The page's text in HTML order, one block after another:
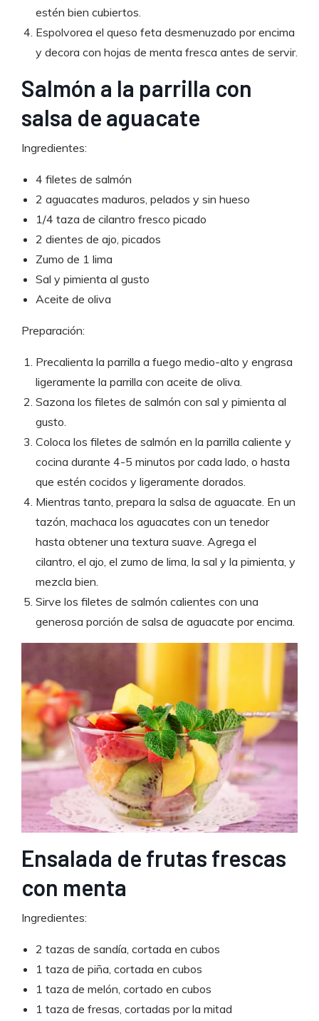
estén bien cubiertos.
Espolvorea el queso feta desmenuzado por encima
y decora con hojas de menta fresca antes de servir.
Salmón a la parrilla con
salsa de aguacate
Ingredientes:
4 filetes de salmón
2 aguacates maduros, pelados y sin hueso
1/4 taza de cilantro fresco picado
2 dientes de ajo, picados
Zumo de 1 lima
Sal y pimienta al gusto
Aceite de oliva
Preparación:
Precalienta la parrilla a fuego medio-alto y engrasa
ligeramente la parrilla con aceite de oliva.
Sazona los filetes de salmón con sal y pimienta al
gusto.
Coloca los filetes de salmón en la parrilla caliente y
cocina durante 4-5 minutos por cada lado, o hasta
que estén cocidos y ligeramente dorados.
Mientras tanto, prepara la salsa de aguacate. En un
tazón, machaca los aguacates con un tenedor
hasta obtener una textura suave. Agrega el
cilantro, el ajo, el zumo de lima, la sal y la pimienta, y
mezcla bien.
Sirve los filetes de salmón calientes con una
generosa porción de salsa de aguacate por encima.
Ensalada de frutas frescas
con menta
Ingredientes:
2 tazas de sandía, cortada en cubos
1 taza de piña, cortada en cubos
1 taza de melón, cortado en cubos
1 taza de fresas, cortadas por la mitad